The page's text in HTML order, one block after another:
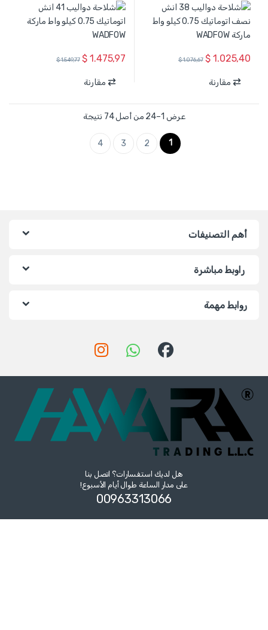
$ 1.025,40
$1.076,67
مقارنة
$ 1.475,97
$1.549,77
مقارنة
عرض 1–24 من أصل 74 نتيجة
1
2
3
4
أهم التصنيفات
راوبط مباشرة
روابط مهمة
هل لديك استفسارات؟ اتصل بنا
على مدار الساعة طوال أيام الأسبوع!
00963313066‏